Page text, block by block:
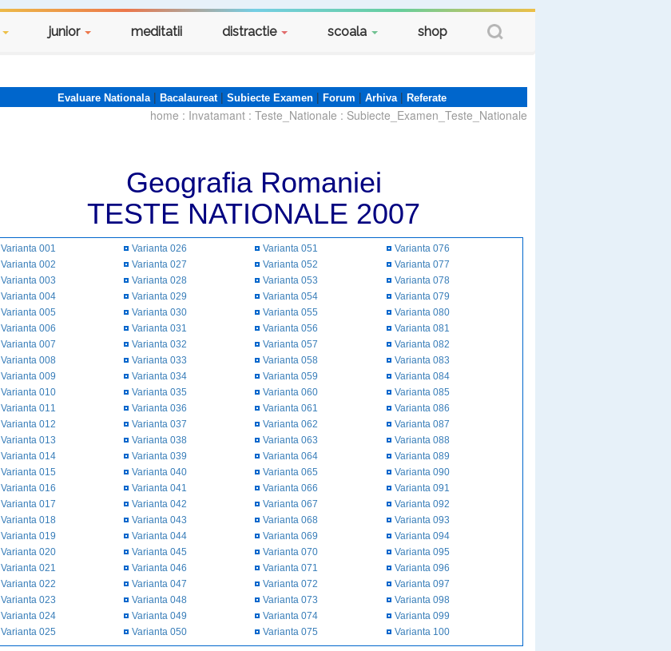
junior meditatii distractie scoala shop
Evaluare Nationala| Bacalaureat| Subiecte Examen| Forum | Arhiva| Referate
home : Invatamant : Teste_Nationale : Subiecte_Examen_Teste_Nationale
Geografia Romaniei
TESTE NATIONALE 2007
Varianta 001
Varianta 002
Varianta 003
Varianta 004
Varianta 005
Varianta 006
Varianta 007
Varianta 008
Varianta 009
Varianta 010
Varianta 011
Varianta 012
Varianta 013
Varianta 014
Varianta 015
Varianta 016
Varianta 017
Varianta 018
Varianta 019
Varianta 020
Varianta 021
Varianta 022
Varianta 023
Varianta 024
Varianta 025
Varianta 026
Varianta 027
Varianta 028
Varianta 029
Varianta 030
Varianta 031
Varianta 032
Varianta 033
Varianta 034
Varianta 035
Varianta 036
Varianta 037
Varianta 038
Varianta 039
Varianta 040
Varianta 041
Varianta 042
Varianta 043
Varianta 044
Varianta 045
Varianta 046
Varianta 047
Varianta 048
Varianta 049
Varianta 050
Varianta 051
Varianta 052
Varianta 053
Varianta 054
Varianta 055
Varianta 056
Varianta 057
Varianta 058
Varianta 059
Varianta 060
Varianta 061
Varianta 062
Varianta 063
Varianta 064
Varianta 065
Varianta 066
Varianta 067
Varianta 068
Varianta 069
Varianta 070
Varianta 071
Varianta 072
Varianta 073
Varianta 074
Varianta 075
Varianta 076
Varianta 077
Varianta 078
Varianta 079
Varianta 080
Varianta 081
Varianta 082
Varianta 083
Varianta 084
Varianta 085
Varianta 086
Varianta 087
Varianta 088
Varianta 089
Varianta 090
Varianta 091
Varianta 092
Varianta 093
Varianta 094
Varianta 095
Varianta 096
Varianta 097
Varianta 098
Varianta 099
Varianta 100